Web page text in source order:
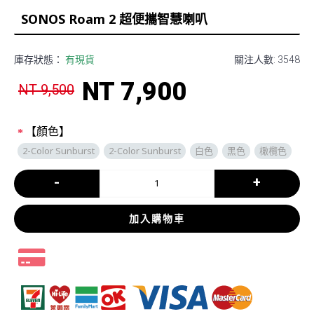
SONOS Roam 2 超便攜智慧喇叭
關注人數: 3548
庫存狀態： 有現貨
NT 9,500 NT 7,900
【顏色】
2-Color Sunburst 2-Color Sunburst 白色 黑色 橄欖色
- +
加入購物車